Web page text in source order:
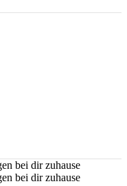
bei dir zuhause
bei dir zuhause